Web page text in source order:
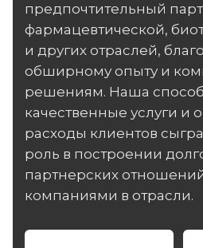
предпочтительный
фармацевтической,
и других отраслей,
обширному опыту и
решениям. Наша
качественные услуги и
расходы клиентов
роль в построении
партнерских
компаниями в отрасли.